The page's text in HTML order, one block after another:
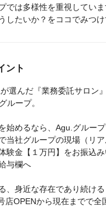
では多様性を重視していま
したいか？をココでみつ
ント
選んだ『業務委託サロン』
ループ。
始めるなら、Agu.グルー
当社グループの現場（リ
験金【１万円】をお振込み
与欄へ
、身近な存在であり続ける
店OPENから現在までで全